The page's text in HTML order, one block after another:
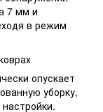
7 мм и
в режим
опускает
уборку,